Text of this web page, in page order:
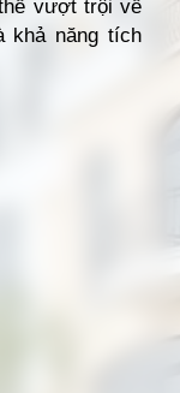
vượt trội về
khả năng tích